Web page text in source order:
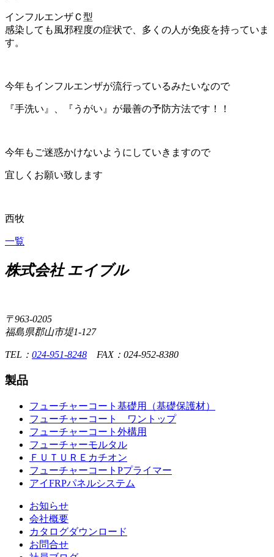
インフルエンザＣ型
感染しても風邪程度の症状で、多くの人が免疫を持っていま
す。
今年もインフルエンザが流行っているみたいなので
『手洗い』、『うがい』が最善の予防方法です！！
今年もご迷惑かけないようにしていきますので
宜しくお願い致します
西牧
一覧
株式会社 エイブル
〒963-0205
福島県郡山市堤1-127
TEL： 024-951-8248 FAX：024-952-8380
製品
フューチャーコート基礎用（基礎保護材）
フューチャーコート ワントップ
フューチャーコート外構用
フューチャーモルタル
ＦＵＴＵＲＥカチオン
フューチャーコートPプライマー
アイFRPパネルシステム
お知らせ
会社概要
カタログダウンロード
お問合せ